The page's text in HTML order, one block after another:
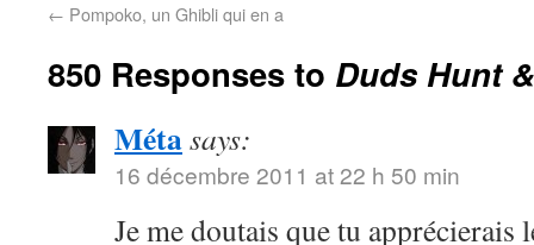
← Pompoko, un Ghibli qui en a
850 Responses to Duds Hunt
Métasays:
16 décembre 2011 at 22 h 50 min
Je me doutais que tu apprécierais